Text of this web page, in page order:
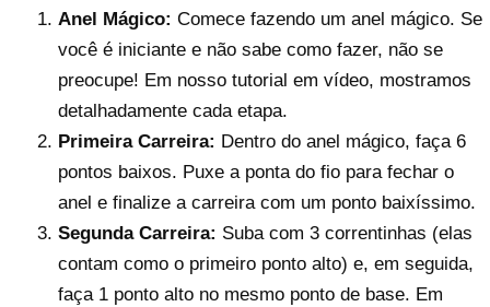
Anel Mágico: Comece fazendo um anel mágico. Se
você é iniciante e não sabe como fazer, não se
preocupe! Em nosso tutorial em vídeo, mostramos
detalhadamente cada etapa.
Primeira Carreira: Dentro do anel mágico, faça 6
pontos baixos. Puxe a ponta do fio para fechar o
anel e finalize a carreira com um ponto baixíssimo.
Segunda Carreira: Suba com 3 correntinhas (elas
contam como o primeiro ponto alto) e, em seguida,
faça 1 ponto alto no mesmo ponto de base. Em